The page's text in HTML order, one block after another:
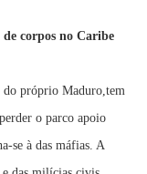
corpos no Caribe
próprio Maduro,tem
o parco apoio
se à das máfias. A